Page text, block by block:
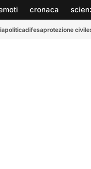
cronaca
politicadifesaprotezione civile